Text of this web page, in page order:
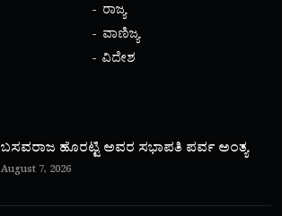
ರಾಜ್ಯ
ವಾಣಿಜ್ಯ
ವಿದೇಶ
ಬಸವರಾಜ ಹೊರಟ್ಟಿ ಅವರ ಸಭಾಪತಿ ಪರ್ವ ಅಂತ್ಯ
August 7, 2026